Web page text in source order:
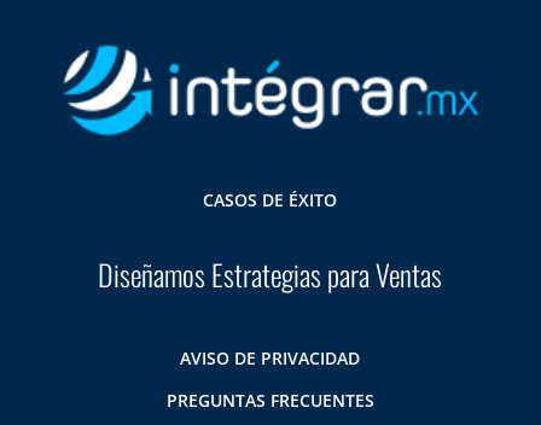
CASOS DE ÉXITO
Diseñamos Estrategias para Ventas
AVISO DE PRIVACIDAD
PREGUNTAS FRECUENTES